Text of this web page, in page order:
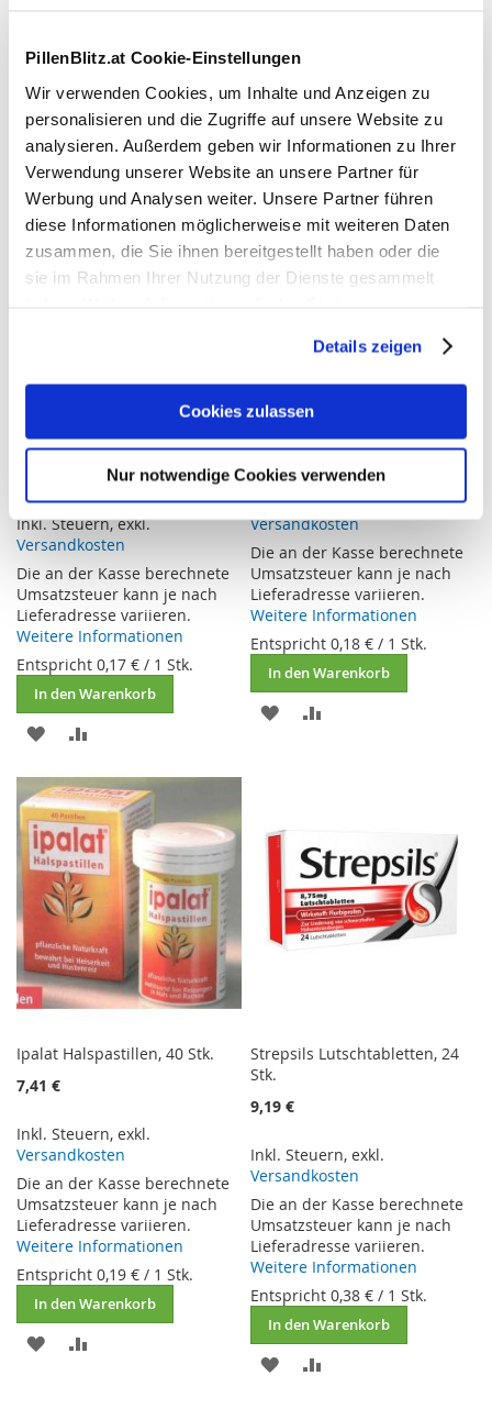
PillenBlitz.at Cookie-Einstellungen
Wir verwenden Cookies, um Inhalte und Anzeigen zu
personalisieren und die Zugriffe auf unsere Website zu
analysieren. Außerdem geben wir Informationen zu Ihrer
Verwendung unserer Website an unsere Partner für
Werbung und Analysen weiter. Unsere Partner führen
diese Informationen möglicherweise mit weiteren Daten
zusammen, die Sie ihnen bereitgestellt haben oder die
sie im Rahmen Ihrer Nutzung der Dienste gesammelt
Details zeigen
Cookies zulassen
Nur notwendige Cookies verwenden
In den Warenkorb
ZUR
WUNSCHLISTE
HINZUFÜGEN
ZUR
VERGLEICHSLISTE
HINZUFÜGEN
In den Warenkorb
ZUR
WUNSCHLISTE
HINZUFÜGEN
ZUR
VERGLEICHSLISTE
HINZUFÜGEN
Isla Cassis + Vit. C Pastillen, 60
Stk.
Inkl. Steuern,exkl.
Versandkosten
Die an der Kasse berechnete
Umsatzsteuer kann je nach
Lieferadresse variieren.
Weitere Informationen
Entspricht 0,17 € / 1 Stk.
In den Warenkorb
ZUR
HINZUFÜGEN
HINZUFÜGEN
Ipalat Halspastillen, 40 Stk.
7,34 €
Inkl. Steuern,exkl.
Versandkosten
Die an der Kasse berechnete
Umsatzsteuer kann je nach
Lieferadresse variieren.
Weitere Informationen
Entspricht0,18 € / 1 Stk.
In den Warenkorb
ZUR
Ipalat Halspastillen, 40 Stk.
7,41 €
Inkl. Steuern, exkl.
Versandkosten
Die an der Kasse berechnete
Umsatzsteuer kann je nach
Lieferadresse variieren.
Weitere Informationen
Entspricht 0,19 € / 1 Stk.
In den Warenkorb
ZUR
Strepsils Lutschtabletten, 24
Stk.
9,19 €
Inkl. Steuern,exkl.
Versandkosten
Die an der Kasse berechnete
Umsatzsteuer kann je nach
Lieferadresse variieren.
Weitere Informationen
Entspricht0,38 € / 1 Stk.
In den Warenkorb
ZUR